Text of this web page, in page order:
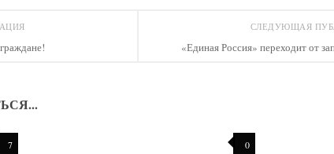
СЛЕДУЮЩАЯ
«Единая Россия» переходит от
7 0